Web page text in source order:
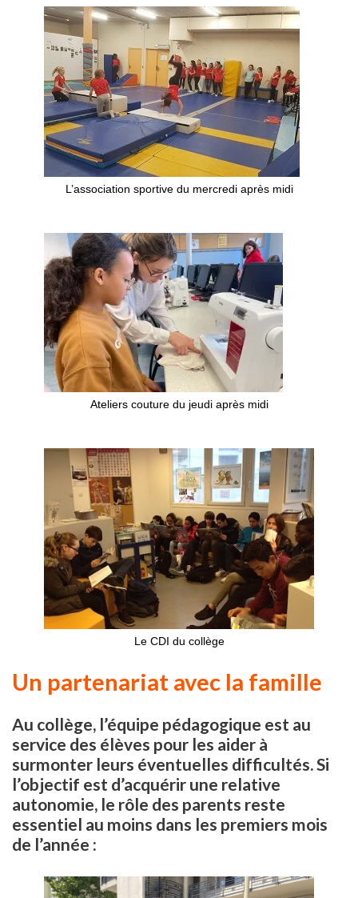
L’association sportive du mercredi après midi
Ateliers couture du jeudi après midi
Le CDI du collège
Un partenariat avec la famille
Au collège, l’équipe pédagogique est au
service des élèves pour les aider à
surmonter leurs éventuelles difficultés. Si
l’objectif est d’acquérir une relative
autonomie, le rôle des parents reste
essentiel au moins dans les premiers mois
de l’année :